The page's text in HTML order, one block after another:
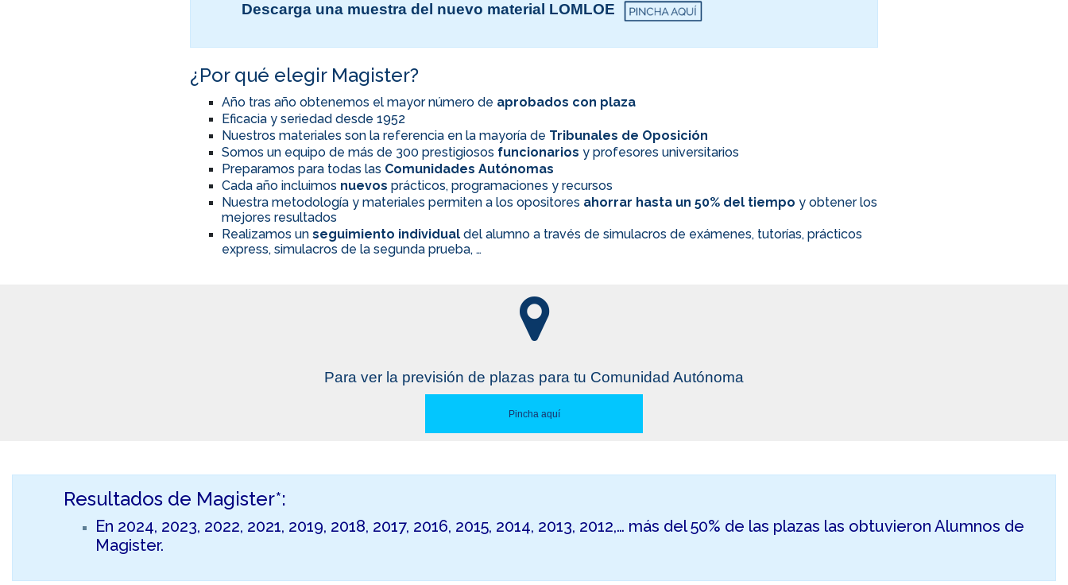
Descarga una muestra del nuevo material LOMLOE
¿Por qué elegir Magister?
Año tras año obtenemos el mayor número de aprobados con plaza
Eficacia y seriedad desde 1952
Nuestros materiales son la referencia en la mayoría de Tribunales de Oposición
Somos un equipo de más de 300 prestigiosos funcionarios y profesores universitarios
Preparamos para todas las Comunidades Autónomas
Cada año incluimos nuevos prácticos, programaciones y recursos
Nuestra metodología y materiales permiten a los opositores ahorrar hasta un 50% del tiempo y obtener los
mejores resultados
Realizamos un seguimiento individual del alumno a través de simulacros de exámenes, tutorías, prácticos
express, simulacros de la segunda prueba, …
Para ver la previsión de plazas para tu Comunidad Autónoma
Pincha aquí
Resultados de Magister*:
En 2024, 2023, 2022, 2021, 2019, 2018, 2017, 2016, 2015, 2014, 2013, 2012,… más del 50% de las plazas las obtuvieron Alumnos de
Magister.